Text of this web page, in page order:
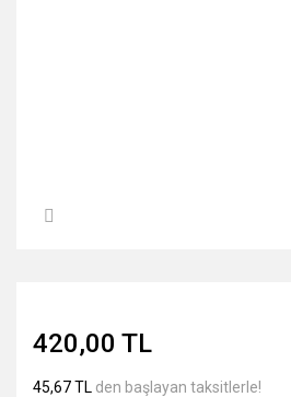
420,00 TL
45,67 TL den başlayan taksitlerle!